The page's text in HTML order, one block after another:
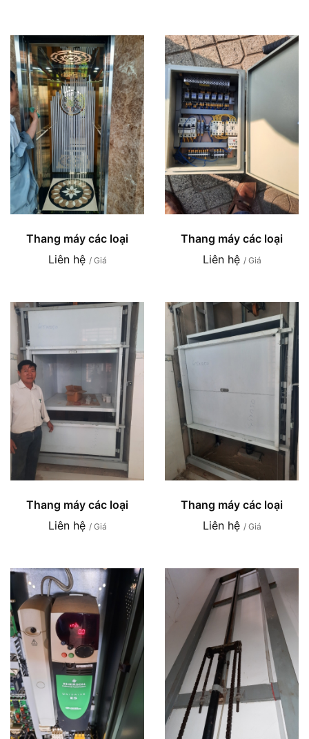
Thang máy các loại
Liên hệ / Giá
Thang máy các loại
Liên hệ / Giá
Thang máy các loại
Liên hệ / Giá
Thang máy các loại
Liên hệ / Giá